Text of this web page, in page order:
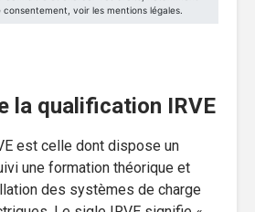
la qualification IRVE
est celle dont dispose un
une formation théorique et
des systèmes de charge